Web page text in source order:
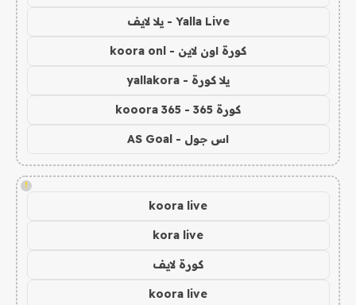
Yalla Live - يلا لايف
كورة اون لاين - koora onl
يلا كورة - yallakora
كورة 365 - kooora 365
اس جول - AS Goal
!
koora live
kora live
كورة لايف
koora live